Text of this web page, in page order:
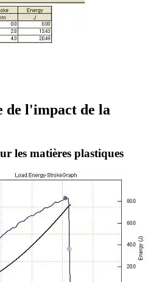
de l'impact de la
les matières plastiques